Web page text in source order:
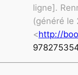
ligne].
(généré le
<http://